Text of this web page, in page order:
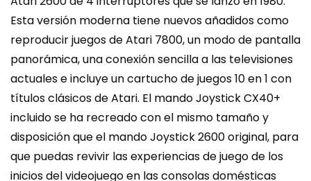
Esta versión moderna tiene nuevos añadidos como
reproducir juegos de Atari 7800, un modo de pantalla
panorámica, una conexión sencilla a las televisiones
actuales e incluye un cartucho de juegos 10 en 1 con
títulos clásicos de Atari. El mando Joystick CX40+
incluido se ha recreado con el mismo tamaño y
disposición que el mando Joystick 2600 original, para
que puedas revivir las experiencias de juego de los
inicios del videojuego en las consolas domésticas